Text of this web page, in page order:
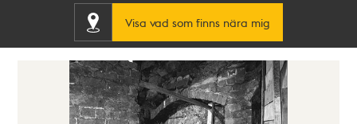
Visa vad som finns nära mig